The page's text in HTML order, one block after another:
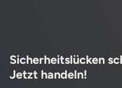
Sicherheitslücken
Jetzt handeln!